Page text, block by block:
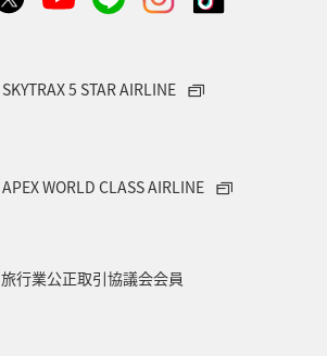
SKYTRAX 5 STAR AIRLINE
APEX WORLD CLASS AIRLINE
旅行業公正取引協議会会員